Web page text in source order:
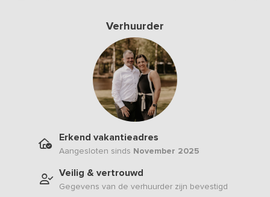
Verhuurder
Erkend vakantieadres
Aangesloten sinds November 2025
Veilig & vertrouwd
Gegevens van de verhuurder zijn bevestigd